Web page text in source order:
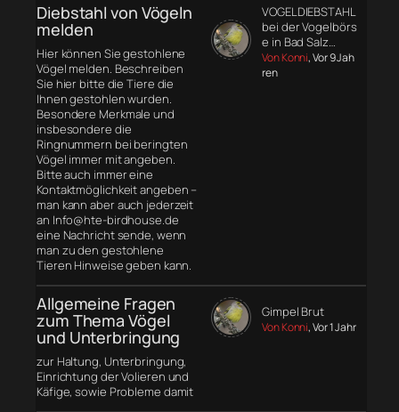
Diebstahl von Vögeln
melden
Hier können Sie gestohlene
Vögel melden. Beschreiben
Sie hier bitte die Tiere die
Ihnen gestohlen wurden.
Besondere Merkmale und
insbesondere die
Ringnummern bei beringten
Vögel immer mit angeben.
Bitte auch immer eine
Kontaktmöglichkeit angeben –
man kann aber auch jederzeit
an Info@hte-birdhouse.de
eine Nachricht sende, wenn
man zu den gestohlene
Tieren Hinweise geben kann.
VOGELDIEBSTAHL
bei der Vogelbörs
e in Bad Salz…
Von Konni, Vor 9 Jah
ren
Allgemeine Fragen
zum Thema Vögel
und Unterbringung
zur Haltung, Unterbringung,
Einrichtung der Volieren und
Käfige, sowie Probleme damit
Gimpel Brut
Von Konni, Vor 1 Jahr